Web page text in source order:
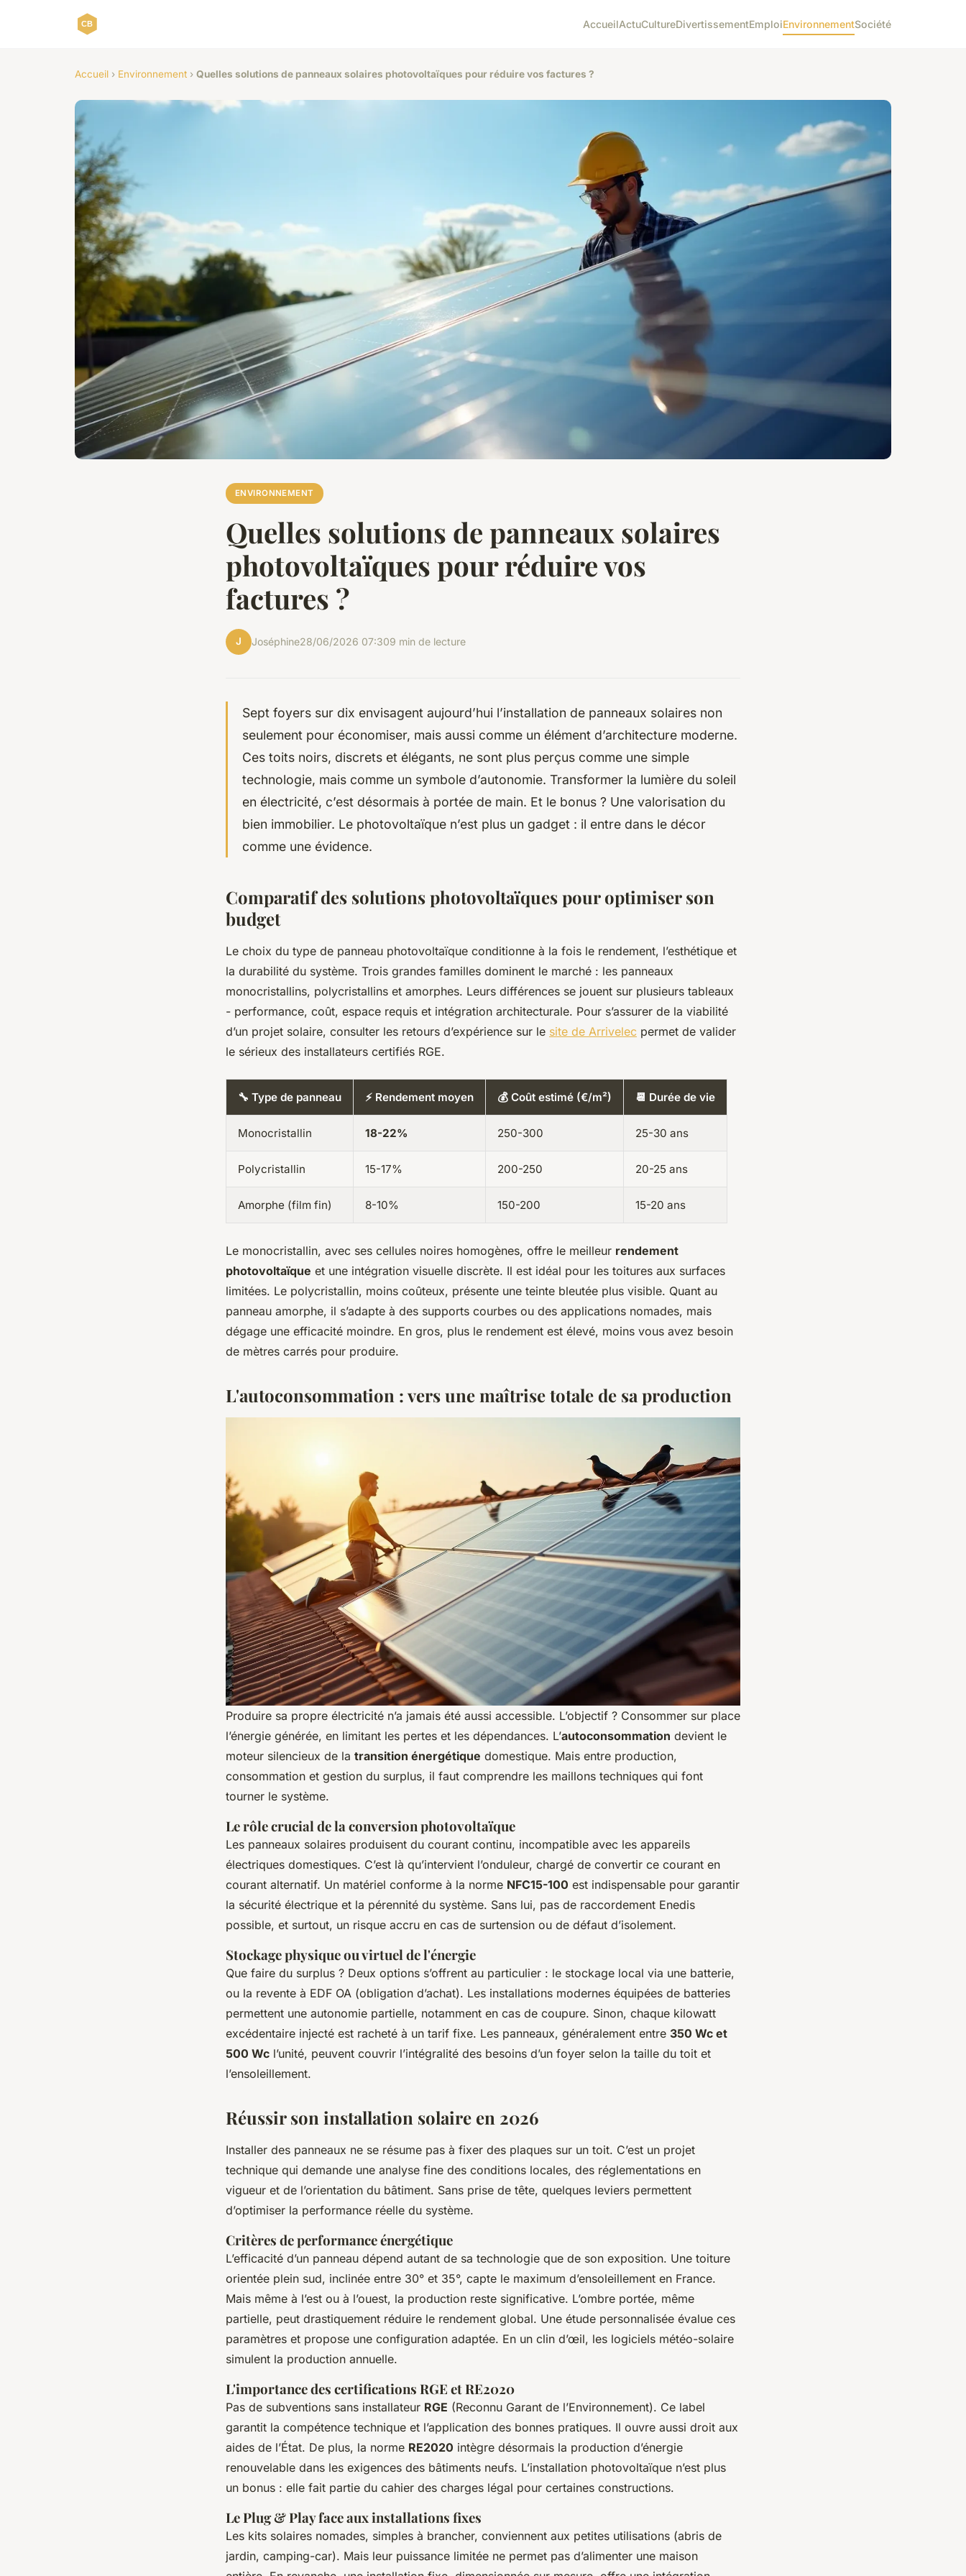
AccueilActuCultureDivertissementEmploiEnvironnementSociété
Accueil › Environnement › Quelles solutions de panneaux solaires photovoltaïques pour réduire vos factures ?
ENVIRONNEMENT
Quelles solutions de panneaux solaires
photovoltaïques pour réduire vos
factures ?
J Joséphine28/06/2026 07:309 min de lecture
Sept foyers sur dix envisagent aujourd’hui l’installation de panneaux solaires non
seulement pour économiser, mais aussi comme un élément d’architecture moderne.
Ces toits noirs, discrets et élégants, ne sont plus perçus comme une simple
technologie, mais comme un symbole d’autonomie. Transformer la lumière du soleil
en électricité, c’est désormais à portée de main. Et le bonus ? Une valorisation du
bien immobilier. Le photovoltaïque n’est plus un gadget : il entre dans le décor
comme une évidence.
Comparatif des solutions photovoltaïques pour optimiser son
budget
Le choix du type de panneau photovoltaïque conditionne à la fois le rendement, l’esthétique et
la durabilité du système. Trois grandes familles dominent le marché : les panneaux
monocristallins, polycristallins et amorphes. Leurs différences se jouent sur plusieurs tableaux
- performance, coût, espace requis et intégration architecturale. Pour s’assurer de la viabilité
d’un projet solaire, consulter les retours d’expérience sur le site de Arrivelec permet de valider
le sérieux des installateurs certifiés RGE.
🔧 Type de panneau ⚡ Rendement moyen 💰 Coût estimé (€/m²) 📆 Durée de vie
Monocristallin 18-22% 250-300 25-30 ans
Polycristallin 15-17% 200-250 20-25 ans
Amorphe (film fin) 8-10% 150-200 15-20 ans
Le monocristallin, avec ses cellules noires homogènes, offre le meilleur rendement
photovoltaïque et une intégration visuelle discrète. Il est idéal pour les toitures aux surfaces
limitées. Le polycristallin, moins coûteux, présente une teinte bleutée plus visible. Quant au
panneau amorphe, il s’adapte à des supports courbes ou des applications nomades, mais
dégage une efficacité moindre. En gros, plus le rendement est élevé, moins vous avez besoin
de mètres carrés pour produire.
L'autoconsommation : vers une maîtrise totale de sa production
Produire sa propre électricité n’a jamais été aussi accessible. L’objectif ? Consommer sur place
l’énergie générée, en limitant les pertes et les dépendances. L’autoconsommation devient le
moteur silencieux de la transition énergétique domestique. Mais entre production,
consommation et gestion du surplus, il faut comprendre les maillons techniques qui font
tourner le système.
Le rôle crucial de la conversion photovoltaïque
Les panneaux solaires produisent du courant continu, incompatible avec les appareils
électriques domestiques. C’est là qu’intervient l’onduleur, chargé de convertir ce courant en
courant alternatif. Un matériel conforme à la norme NFC15-100 est indispensable pour garantir
la sécurité électrique et la pérennité du système. Sans lui, pas de raccordement Enedis
possible, et surtout, un risque accru en cas de surtension ou de défaut d’isolement.
Stockage physique ou virtuel de l'énergie
Que faire du surplus ? Deux options s’offrent au particulier : le stockage local via une batterie,
ou la revente à EDF OA (obligation d’achat). Les installations modernes équipées de batteries
permettent une autonomie partielle, notamment en cas de coupure. Sinon, chaque kilowatt
excédentaire injecté est racheté à un tarif fixe. Les panneaux, généralement entre 350 Wc et
500 Wc l’unité, peuvent couvrir l’intégralité des besoins d’un foyer selon la taille du toit et
l’ensoleillement.
Réussir son installation solaire en 2026
Installer des panneaux ne se résume pas à fixer des plaques sur un toit. C’est un projet
technique qui demande une analyse fine des conditions locales, des réglementations en
vigueur et de l’orientation du bâtiment. Sans prise de tête, quelques leviers permettent
d’optimiser la performance réelle du système.
Critères de performance énergétique
L’efficacité d’un panneau dépend autant de sa technologie que de son exposition. Une toiture
orientée plein sud, inclinée entre 30° et 35°, capte le maximum d’ensoleillement en France.
Mais même à l’est ou à l’ouest, la production reste significative. L’ombre portée, même
partielle, peut drastiquement réduire le rendement global. Une étude personnalisée évalue ces
paramètres et propose une configuration adaptée. En un clin d’œil, les logiciels météo-solaire
simulent la production annuelle.
L'importance des certifications RGE et RE2020
Pas de subventions sans installateur RGE (Reconnu Garant de l’Environnement). Ce label
garantit la compétence technique et l’application des bonnes pratiques. Il ouvre aussi droit aux
aides de l’État. De plus, la norme RE2020 intègre désormais la production d’énergie
renouvelable dans les exigences des bâtiments neufs. L’installation photovoltaïque n’est plus
un bonus : elle fait partie du cahier des charges légal pour certaines constructions.
Le Plug & Play face aux installations fixes
Les kits solaires nomades, simples à brancher, conviennent aux petites utilisations (abris de
jardin, camping-car). Mais leur puissance limitée ne permet pas d’alimenter une maison